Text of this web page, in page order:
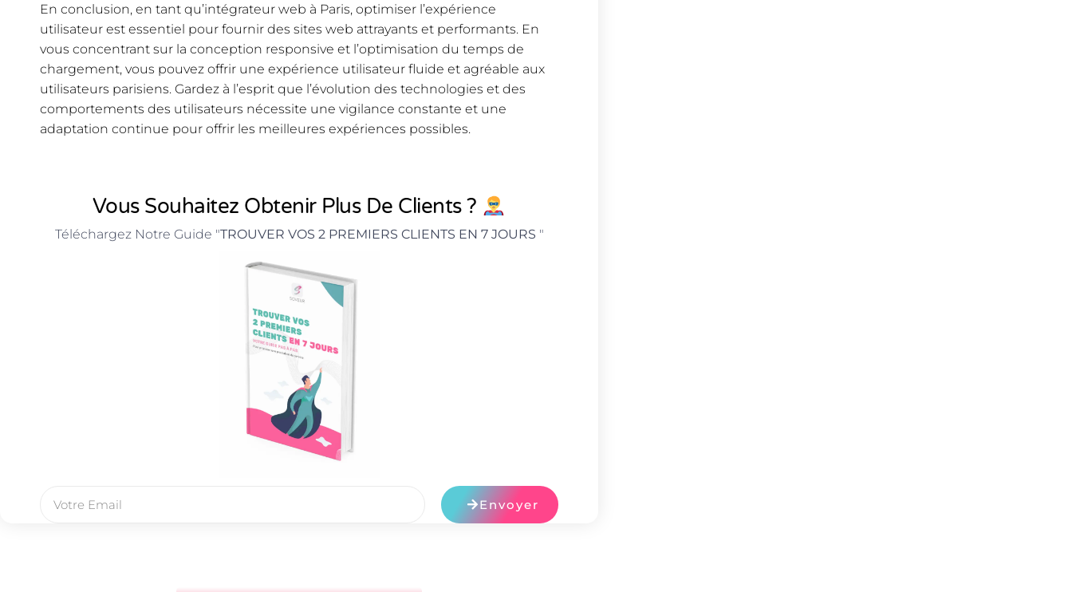
En conclusion, en tant qu’intégrateur web à Paris, optimiser l’expérience
utilisateur est essentiel pour fournir des sites web attrayants et performants. En
vous concentrant sur la conception responsive et l’optimisation du temps de
chargement, vous pouvez offrir une expérience utilisateur fluide et agréable aux
utilisateurs parisiens. Gardez à l’esprit que l’évolution des technologies et des
comportements des utilisateurs nécessite une vigilance constante et une
adaptation continue pour offrir les meilleures expériences possibles.
Vous Souhaitez Obtenir Plus De Clients ?
Téléchargez Notre Guide "TROUVER VOS 2 PREMIERS CLIENTS EN 7 JOURS "
Envoyer